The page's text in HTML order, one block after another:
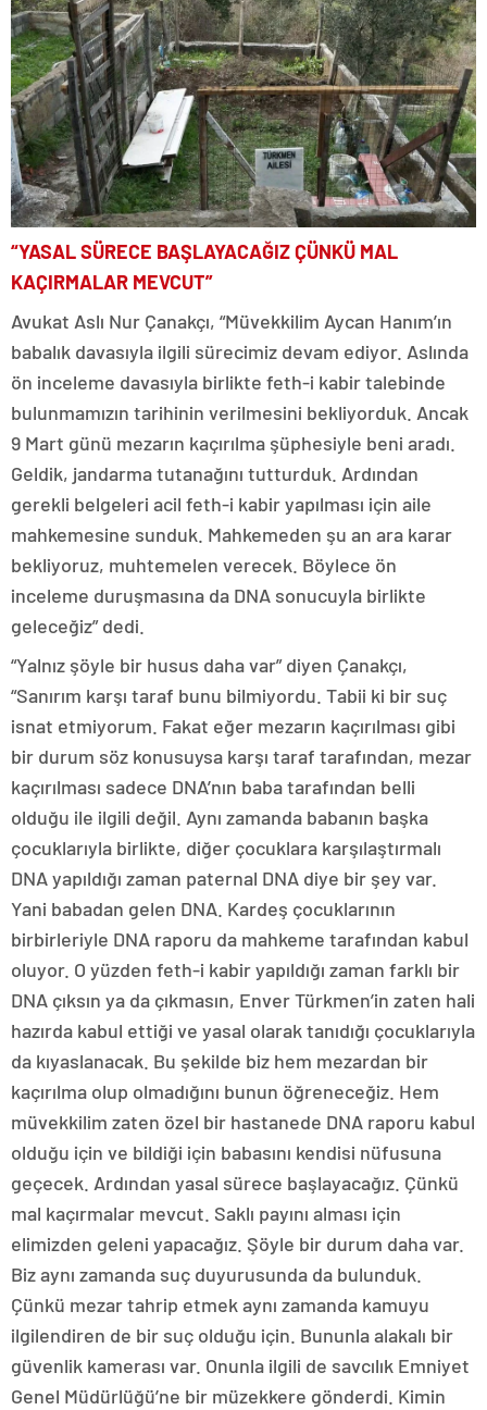
“YASAL SÜRECE BAŞLAYACAĞIZ ÇÜNKÜ MAL
KAÇIRMALAR MEVCUT”
Avukat Aslı Nur Çanakçı, “Müvekkilim Aycan Hanım’ın
babalık davasıyla ilgili sürecimiz devam ediyor. Aslında
ön inceleme davasıyla birlikte feth-i kabir talebinde
bulunmamızın tarihinin verilmesini bekliyorduk. Ancak
9 Mart günü mezarın kaçırılma şüphesiyle beni aradı.
Geldik, jandarma tutanağını tutturduk. Ardından
gerekli belgeleri acil feth-i kabir yapılması için aile
mahkemesine sunduk. Mahkemeden şu an ara karar
bekliyoruz, muhtemelen verecek. Böylece ön
inceleme duruşmasına da DNA sonucuyla birlikte
geleceğiz” dedi.
“Yalnız şöyle bir husus daha var” diyen Çanakçı,
“Sanırım karşı taraf bunu bilmiyordu. Tabii ki bir suç
isnat etmiyorum. Fakat eğer mezarın kaçırılması gibi
bir durum söz konusuysa karşı taraf tarafından, mezar
kaçırılması sadece DNA’nın baba tarafından belli
olduğu ile ilgili değil. Aynı zamanda babanın başka
çocuklarıyla birlikte, diğer çocuklara karşılaştırmalı
DNA yapıldığı zaman paternal DNA diye bir şey var.
Yani babadan gelen DNA. Kardeş çocuklarının
birbirleriyle DNA raporu da mahkeme tarafından kabul
oluyor. O yüzden feth-i kabir yapıldığı zaman farklı bir
DNA çıksın ya da çıkmasın, Enver Türkmen’in zaten hali
hazırda kabul ettiği ve yasal olarak tanıdığı çocuklarıyla
da kıyaslanacak. Bu şekilde biz hem mezardan bir
kaçırılma olup olmadığını bunun öğreneceğiz. Hem
müvekkilim zaten özel bir hastanede DNA raporu kabul
olduğu için ve bildiği için babasını kendisi nüfusuna
geçecek. Ardından yasal sürece başlayacağız. Çünkü
mal kaçırmalar mevcut. Saklı payını alması için
elimizden geleni yapacağız. Şöyle bir durum daha var.
Biz aynı zamanda suç duyurusunda da bulunduk.
Çünkü mezar tahrip etmek aynı zamanda kamuyu
ilgilendiren de bir suç olduğu için. Bununla alakalı bir
güvenlik kamerası var. Onunla ilgili de savcılık Emniyet
Genel Müdürlüğü’ne bir müzekkere gönderdi. Kimin